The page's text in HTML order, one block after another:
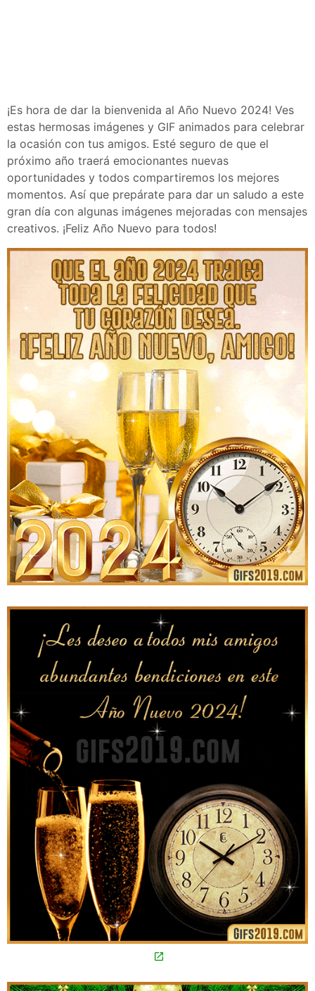
¡Es hora de dar la bienvenida al Año Nuevo 2024! Ves
estas hermosas imágenes y GIF animados para celebrar
la ocasión con tus amigos. Esté seguro de que el
próximo año traerá emocionantes nuevas
oportunidades y todos compartiremos los mejores
momentos. Así que prepárate para dar un saludo a este
gran día con algunas imágenes mejoradas con mensajes
creativos. ¡Feliz Año Nuevo para todos!